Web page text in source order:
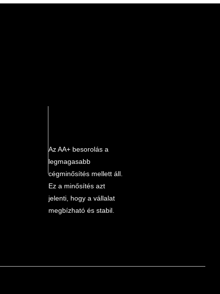
Az AA+ besorolás a
legmagasabb
cégminősítés mellett áll.
Ez a minősítés azt
jelenti, hogy a vállalat
megbízható és stabil.